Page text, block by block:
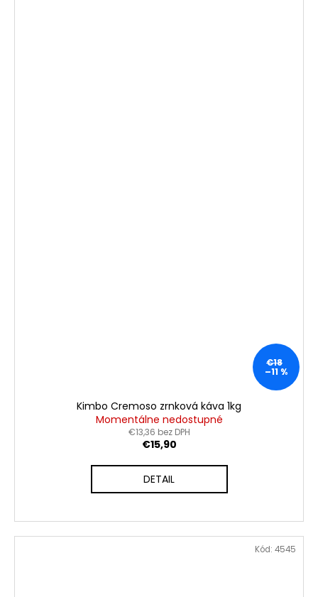
€18
–11 %
Kimbo Cremoso zrnková káva 1kg
Momentálne nedostupné
€13,36 bez DPH
€15,90
DETAIL
Kód: 4545